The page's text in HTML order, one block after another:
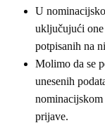
U
uključujući one
potpisanih na
Molimo da se
unesenih
prijave.